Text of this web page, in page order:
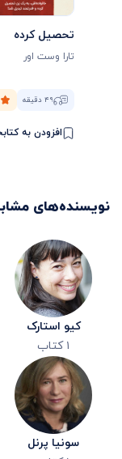
تحصیل کرده
تارا وست اور
۴۹ دقیقه
افزودن به
نویسنده‌های
کیو استارک
۱ کتاب
سونیا پرنل